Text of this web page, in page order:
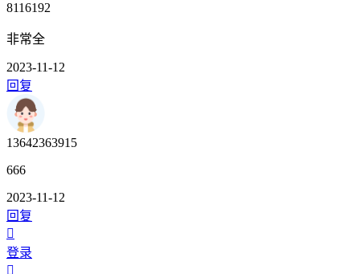
8116192
非常全
2023-11-12
回复
13642363915
666
2023-11-12
回复
登录